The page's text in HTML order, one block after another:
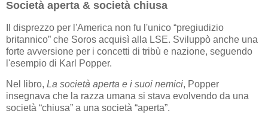
Società aperta & società chiusa
Il disprezzo per l'America non fu l'unico “pregiudizio
britannico” che Soros acquisì alla LSE. Sviluppò anche una
forte avversione per i concetti di tribù e nazione, seguendo
l'esempio di Karl Popper.
Nel libro, La società aperta e i suoi nemici, Popper
insegnava che la razza umana si stava evolvendo da una
società “chiusa” a una società “aperta”.